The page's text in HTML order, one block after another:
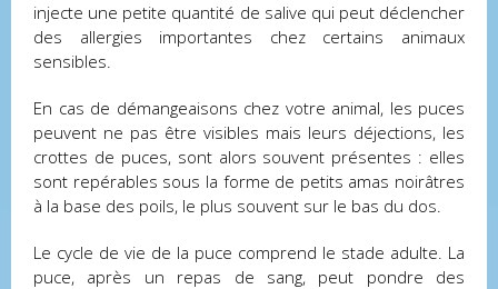
injecte une petite quantité de salive qui peut déclencher
des allergies importantes chez certains animaux
sensibles.
En cas de démangeaisons chez votre animal, les puces
peuvent ne pas être visibles mais leurs déjections, les
crottes de puces, sont alors souvent présentes : elles
sont repérables sous la forme de petits amas noirâtres
à la base des poils, le plus souvent sur le bas du dos.
Le cycle de vie de la puce comprend le stade adulte. La
puce, après un repas de sang, peut pondre des